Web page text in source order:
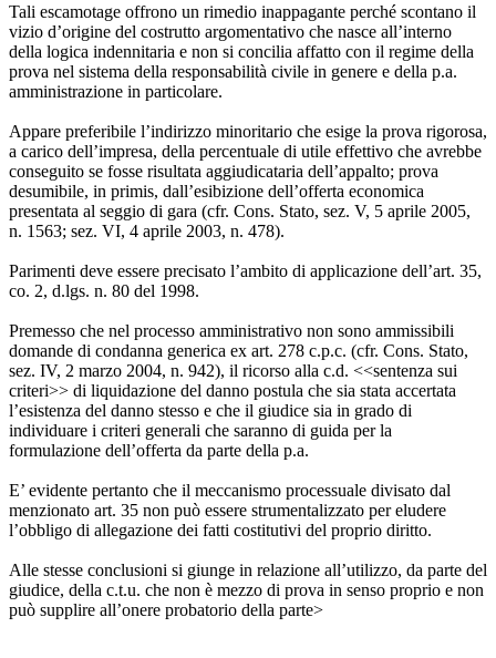
Tali escamotage offrono un rimedio inappagante perché scontano il
vizio d’origine del costrutto argomentativo che nasce all’interno
della logica indennitaria e non si concilia affatto con il regime della
prova nel sistema della responsabilità civile in genere e della p.a.
amministrazione in particolare.
Appare preferibile l’indirizzo minoritario che esige la prova rigorosa,
a carico dell’impresa, della percentuale di utile effettivo che avrebbe
conseguito se fosse risultata aggiudicataria dell’appalto; prova
desumibile, in primis, dall’esibizione dell’offerta economica
presentata al seggio di gara (cfr. Cons. Stato, sez. V, 5 aprile 2005,
n. 1563; sez. VI, 4 aprile 2003, n. 478).
Parimenti deve essere precisato l’ambito di applicazione dell’art. 35,
co. 2, d.lgs. n. 80 del 1998.
Premesso che nel processo amministrativo non sono ammissibili
domande di condanna generica ex art. 278 c.p.c. (cfr. Cons. Stato,
sez. IV, 2 marzo 2004, n. 942), il ricorso alla c.d. <<sentenza sui
criteri>> di liquidazione del danno postula che sia stata accertata
l’esistenza del danno stesso e che il giudice sia in grado di
individuare i criteri generali che saranno di guida per la
formulazione dell’offerta da parte della p.a.
E’ evidente pertanto che il meccanismo processuale divisato dal
menzionato art. 35 non può essere strumentalizzato per eludere
l’obbligo di allegazione dei fatti costitutivi del proprio diritto.
Alle stesse conclusioni si giunge in relazione all’utilizzo, da parte del
giudice, della c.t.u. che non è mezzo di prova in senso proprio e non
può supplire all’onere probatorio della parte>